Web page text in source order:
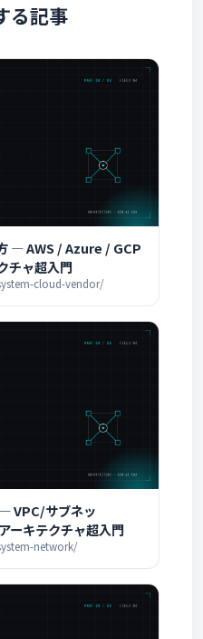
る記事
― AWS / Azure / GCP
チャ超入門
cloud-vendor/
VPC/サブネッ
ーキテクチャ超入門
network/